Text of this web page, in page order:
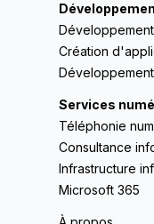
Création
Services
Téléphonie
Consultance
Infrastructure
Microsoft 365